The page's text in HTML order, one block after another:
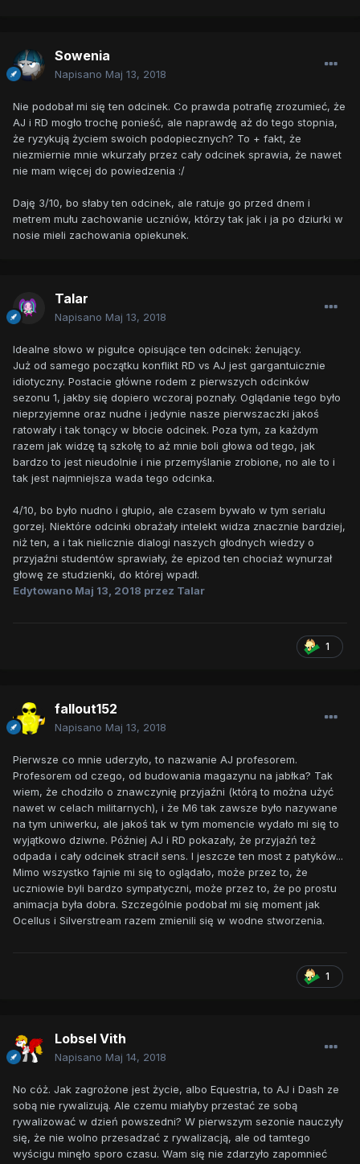
Sowenia
Napisano Maj 13, 2018
Nie podobał mi się ten odcinek. Co prawda potrafię zrozumieć, że
AJ i RD mogło trochę ponieść, ale naprawdę aż do tego stopnia,
że ryzykują życiem swoich podopiecznych? To + fakt, że
niezmiernie mnie wkurzały przez cały odcinek sprawia, że nawet
nie mam więcej do powiedzenia :/
Daję 3/10, bo słaby ten odcinek, ale ratuje go przed dnem i
metrem mułu zachowanie uczniów, którzy tak jak i ja po dziurki w
nosie mieli zachowania opiekunek.
Talar
Napisano Maj 13, 2018
Idealne słowo w pigułce opisujące ten odcinek: żenujący.
Już od samego początku konflikt RD vs AJ jest gargantuicznie
idiotyczny. Postacie główne rodem z pierwszych odcinków
sezonu 1, jakby się dopiero wczoraj poznały. Oglądanie tego było
nieprzyjemne oraz nudne i jedynie nasze pierwszaczki jakoś
ratowały i tak tonący w błocie odcinek. Poza tym, za każdym
razem jak widzę tą szkołę to aż mnie boli głowa od tego, jak
bardzo to jest nieudolnie i nie przemyślanie zrobione, no ale to i
tak jest najmniejsza wada tego odcinka.
4/10, bo było nudno i głupio, ale czasem bywało w tym serialu
gorzej. Niektóre odcinki obrażały intelekt widza znacznie bardziej,
niż ten, a i tak nielicznie dialogi naszych głodnych wiedzy o
przyjaźni studentów sprawiały, że epizod ten chociaż wynurzał
głowę ze studzienki, do której wpadł.
Edytowano Maj 13, 2018 przez Talar
1
fallout152
Napisano Maj 13, 2018
Pierwsze co mnie uderzyło, to nazwanie AJ profesorem.
Profesorem od czego, od budowania magazynu na jabłka? Tak
wiem, że chodziło o znawczynię przyjaźni (którą to można użyć
nawet w celach militarnych), i że M6 tak zawsze było nazywane
na tym uniwerku, ale jakoś tak w tym momencie wydało mi się to
wyjątkowo dziwne. Później AJ i RD pokazały, że przyjaźń też
odpada i cały odcinek stracił sens. I jeszcze ten most z patyków...
Mimo wszystko fajnie mi się to oglądało, może przez to, że
uczniowie byli bardzo sympatyczni, może przez to, że po prostu
animacja była dobra. Szczególnie podobał mi się moment jak
Ocellus i Silverstream razem zmienili się w wodne stworzenia.
1
Lobsel Vith
Napisano Maj 14, 2018
No cóż. Jak zagrożone jest życie, albo Equestria, to AJ i Dash ze
sobą nie rywalizują. Ale czemu miałyby przestać ze sobą
rywalizować w dzień powszedni? W pierwszym sezonie nauczyły
się, że nie wolno przesadzać z rywalizacją, ale od tamtego
wyścigu minęło sporo czasu. Wam się nie zdarzyło zapomnieć